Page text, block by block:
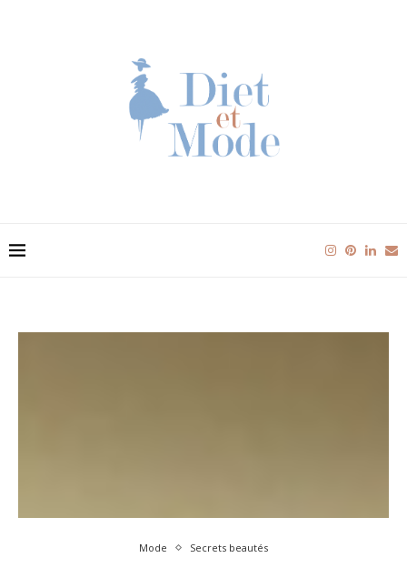
Mode Secrets beautés